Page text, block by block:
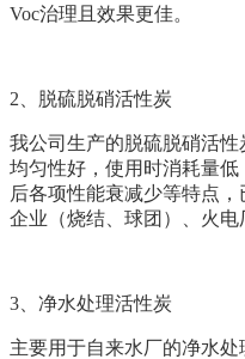
Voc治理且效果更佳。
2、 脱硫脱硝活性炭
我公司生产的脱硫脱硝活
均匀性好，使用时消耗量
后各项性能衰减少等特点
企业（烧结、球团）、火电
3、 净水处理活性炭
主要用于自来水厂的净水处